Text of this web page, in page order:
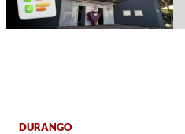
DURANGO